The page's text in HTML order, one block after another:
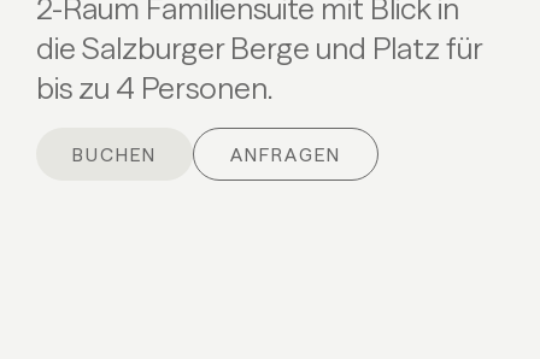
2-Raum Familiensuite mit Blick in
die Salzburger Berge und Platz für
bis zu 4 Personen.
BUCHEN ANFRAGEN